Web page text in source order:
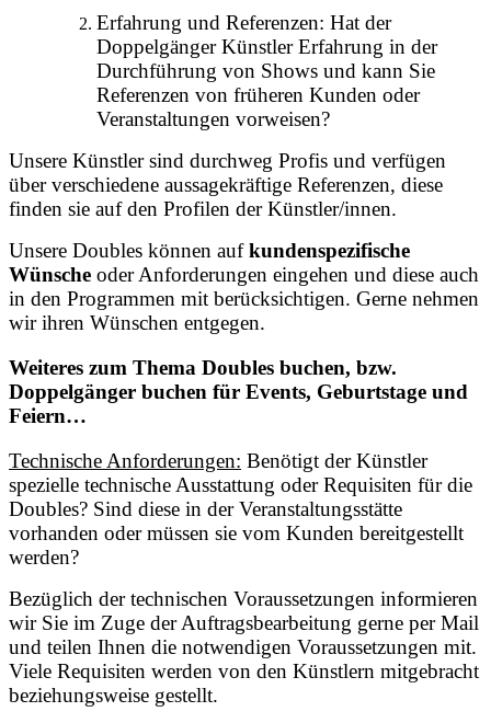
Erfahrung und Referenzen: Hat der
Doppelgänger Künstler Erfahrung in der
Durchführung von Shows und kann Sie
Referenzen von früheren Kunden oder
Veranstaltungen vorweisen?
Unsere Künstler sind durchweg Profis und verfügen
über verschiedene aussagekräftige Referenzen, diese
finden sie auf den Profilen der Künstler/innen.
Unsere Doubles können aufkundenspezifische
Wünsche oder Anforderungen eingehen und diese auch
in den Programmen mit berücksichtigen. Gerne nehmen
wir ihren Wünschen entgegen.
Weiteres zum Thema Doubles buchen, bzw.
Doppelgänger buchen für Events, Geburtstage und
Feiern…
Technische Anforderungen: Benötigt der Künstler
spezielle technische Ausstattung oder Requisiten für die
Doubles? Sind diese in der Veranstaltungsstätte
vorhanden oder müssen sie vom Kunden bereitgestellt
werden?
Bezüglich der technischen Voraussetzungen informieren
wir Sie im Zuge der Auftragsbearbeitung gerne per Mail
und teilen Ihnen die notwendigen Voraussetzungen mit.
Viele Requisiten werden von den Künstlern mitgebracht
beziehungsweise gestellt.